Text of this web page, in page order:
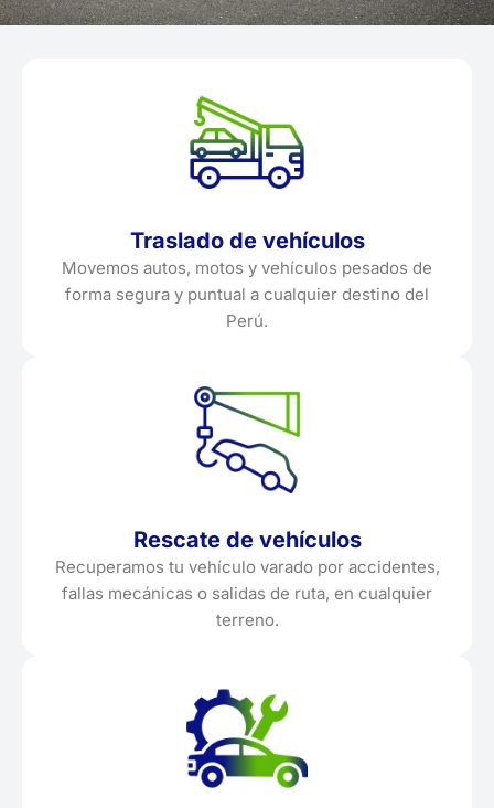
Traslado de vehículos
Movemos autos, motos y vehículos pesados de
forma segura y puntual a cualquier destino del
Perú.
Rescate de vehículos
Recuperamos tu vehículo varado por accidentes,
fallas mecánicas o salidas de ruta, en cualquier
terreno.